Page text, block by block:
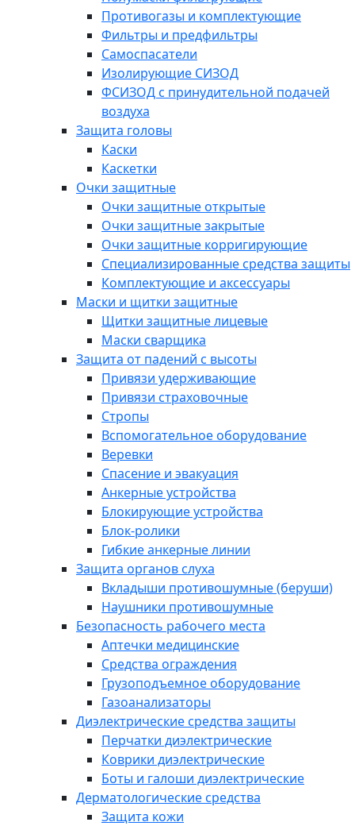
Противогазы и комплектующие
Фильтры и предфильтры
Самоспасатели
Изолирующие СИЗОД
ФСИЗОД с принудительной подачей
воздуха
Защита головы
Каски
Каскетки
Очки защитные
Очки защитные открытые
Очки защитные закрытые
Очки защитные корригирующие
Специализированные средства защиты
Комплектующие и аксессуары
Маски и щитки защитные
Щитки защитные лицевые
Маски сварщика
Защита от падений с высоты
Привязи удерживающие
Привязи страховочные
Стропы
Вспомогательное оборудование
Веревки
Спасение и эвакуация
Анкерные устройства
Блокирующие устройства
Блок-ролики
Гибкие анкерные линии
Защита органов слуха
Вкладыши противошумные (беруши)
Наушники противошумные
Безопасность рабочего места
Аптечки медицинские
Средства ограждения
Грузоподъемное оборудование
Газоанализаторы
Диэлектрические средства защиты
Перчатки диэлектрические
Коврики диэлектрические
Боты и галоши диэлектрические
Дерматологические средства
Защита кожи